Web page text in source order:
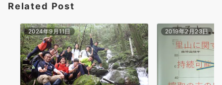
Related Post
2024年9月11日 2019年2月23日